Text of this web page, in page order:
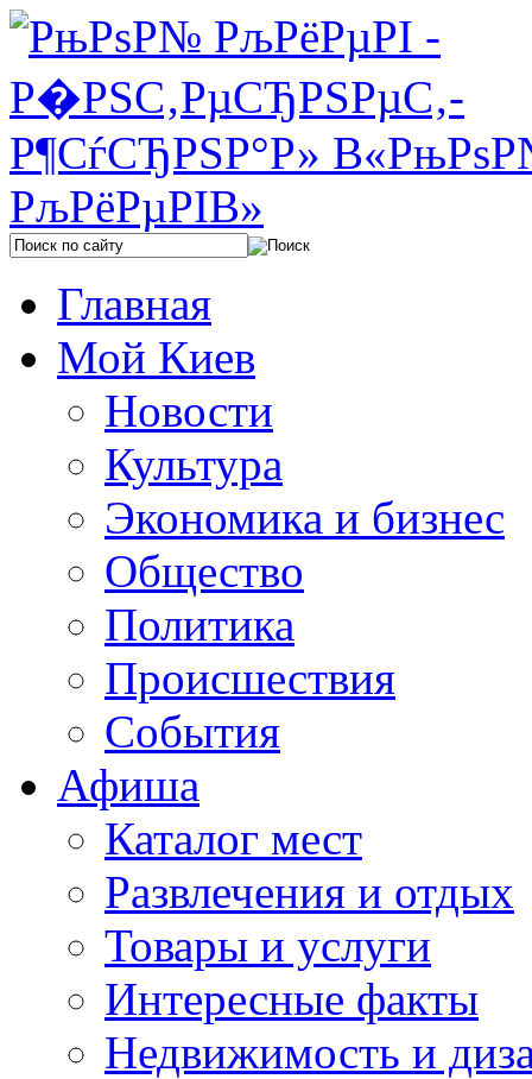
Главная
Мой Киев
Новости
Культура
Экономика и бизнес
Общество
Политика
Происшествия
События
Афиша
Каталог мест
Развлечения и отдых
Товары и услуги
Интересные факты
Недвижимость и